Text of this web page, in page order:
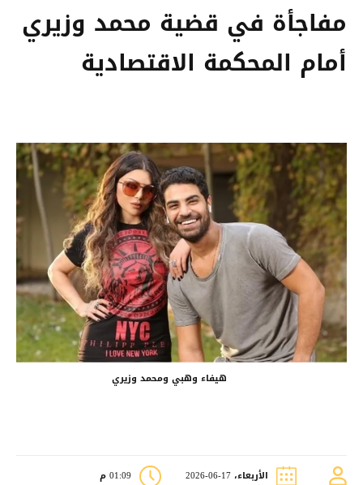
مفاجأة في قضية محمد وزيري
أمام المحكمة الاقتصادية
هيفاء وهبي ومحمد وزيري
الأربعاء، 17-06-2026 01:09 م